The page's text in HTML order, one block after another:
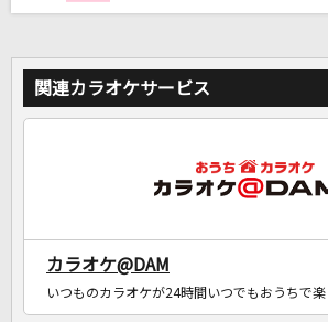
関連カラオケサービス
カラオケ@DAM
いつものカラオケが24時間いつでもおうちで楽